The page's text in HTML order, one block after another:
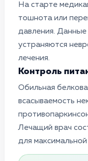
На старте
тошнота или
давления.
устраняются
лечения.
Контроль
Обильная
всасываемость
Лечащий врач
для